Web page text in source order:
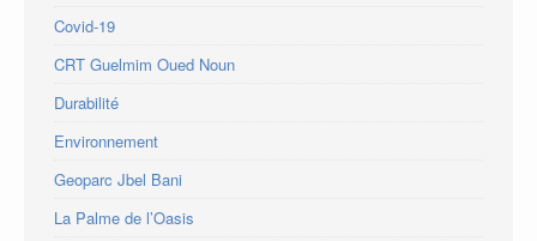
Covid-19
CRT Guelmim Oued Noun
Durabilité
Environnement
Geoparc Jbel Bani
La Palme de l’Oasis